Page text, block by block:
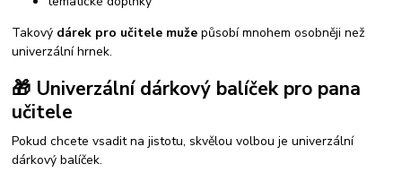
Takový dárek pro učitele muže působí mnohem osobněji než
univerzální hrnek.
🎁 Univerzální dárkový balíček pro pana
učitele
Pokud chcete vsadit na jistotu, skvělou volbou je univerzální
dárkový balíček.